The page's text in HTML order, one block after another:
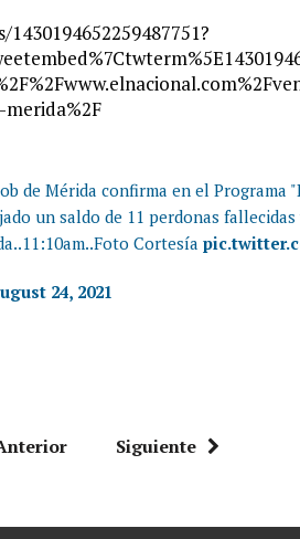
de Mérida confirma en el Programa
un saldo de 11 perdonas
Cortesía
24, 2021
Siguiente